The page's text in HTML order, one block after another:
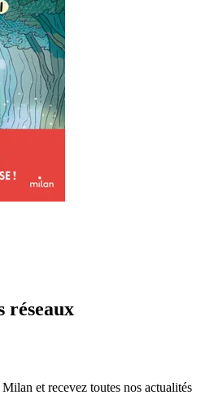
réseaux
et recevez toutes nos actualités